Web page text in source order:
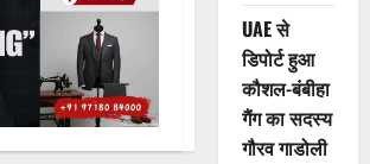
UAE से
डिपोर्ट हुआ
कौशल-बंबीहा
गैंग का सदस्य
गौरव गाडोली